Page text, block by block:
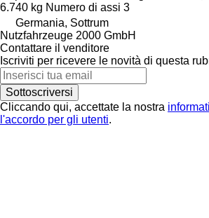
6.740 kg Numero di assi 3
Germania, Sottrum
Nutzfahrzeuge 2000 GmbH
Contattare il venditore
Iscriviti per ricevere le novità di questa
Sottoscriversi
Cliccando qui, accettate la nostra
l'accordo per gli utenti.